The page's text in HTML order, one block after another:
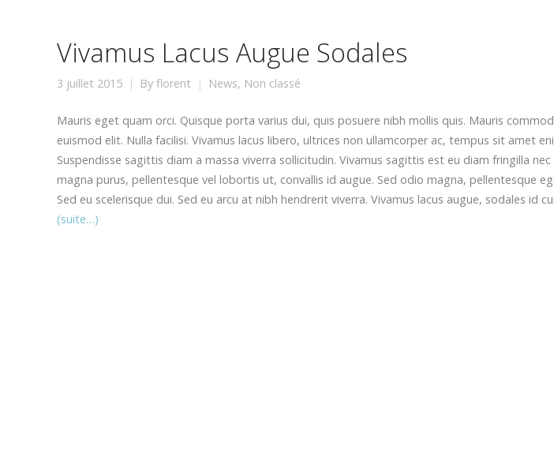
Vivamus Lacus Augue Sodales
3 juillet 2015 By florent News, Non classé
Mauris eget quam orci. Quisque porta varius dui, quis posuere nibh mollis quis. Mauris
euismod elit. Nulla facilisi. Vivamus lacus libero, ultrices non ullamcorper ac, tempus sit amet
Suspendisse sagittis diam a massa viverra sollicitudin. Vivamus sagittis est eu diam fringilla
magna purus, pellentesque vel lobortis ut, convallis id augue. Sed odio magna, pellentesque
Sed eu scelerisque dui. Sed eu arcu at nibh hendrerit viverra. Vivamus lacus augue, sodales id
(suite…)